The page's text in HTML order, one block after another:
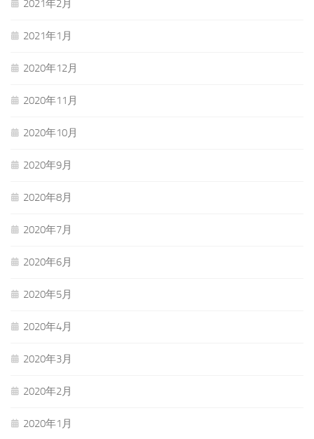
2021年2月
2021年1月
2020年12月
2020年11月
2020年10月
2020年9月
2020年8月
2020年7月
2020年6月
2020年5月
2020年4月
2020年3月
2020年2月
2020年1月